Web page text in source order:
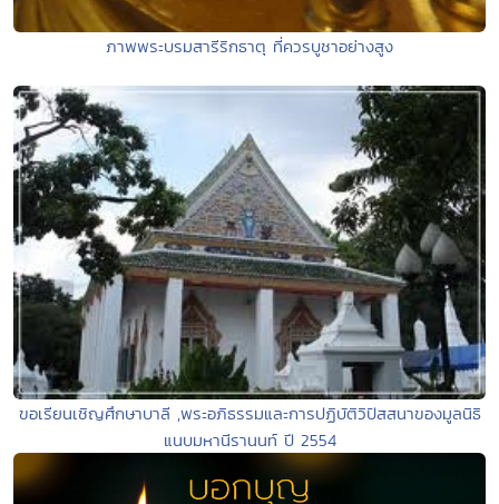
ภาพพระบรมสารีริกธาตุ ที่ควรบูชาอย่างสูง
ขอเรียนเชิญศึกษาบาลี ,พระอภิธรรมและการปฏิบัติวิปัสสนาของมูลนิธิ
แนบมหานีรานนท์ ปี 2554